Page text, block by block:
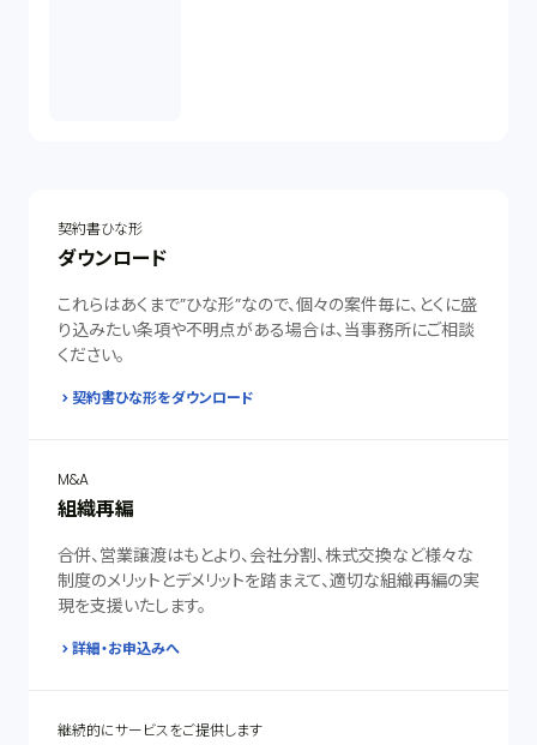
契約書ひな形
ダウンロード
これらはあくまで”ひな形”なので、個々の案件毎に、とくに盛
り込みたい条項や不明点がある場合は、当事務所にご相談
ください。
契約書ひな形をダウンロード
M&A
組織再編
合併、営業譲渡はもとより、会社分割、株式交換など様々な
制度のメリットとデメリットを踏まえて、適切な組織再編の実
現を支援いたします。
詳細・お申込みへ
継続的にサービスをご提供します